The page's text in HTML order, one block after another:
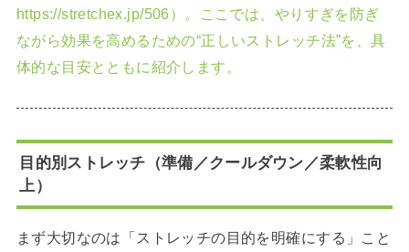
https://stretchex.jp/506）。ここでは、やりすぎを防ぎ
ながら効果を高めるための“正しいストレッチ法”を、具
体的な目安とともに紹介します。
目的別ストレッチ（準備／クールダウン／柔軟性向
上）
まず大切なのは「ストレッチの目的を明確にする」こと